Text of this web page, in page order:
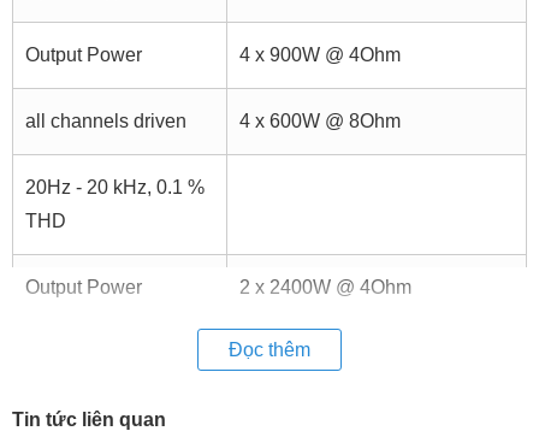
Output Power 4 x 900W @ 4Ohm
all channels driven 4 x 600W @ 8Ohm
20Hz - 20 kHz, 0.1 %
THD
Output Power 2 x 2400W @ 4Ohm
2 x 1800W @ 8Ohm
Đọc thêm
Tin tức liên quan